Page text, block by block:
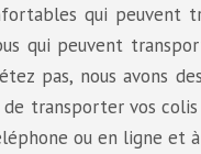
qui peuvent
qui peuvent
pas, nous avons des
transporter vos
ou en ligne et à